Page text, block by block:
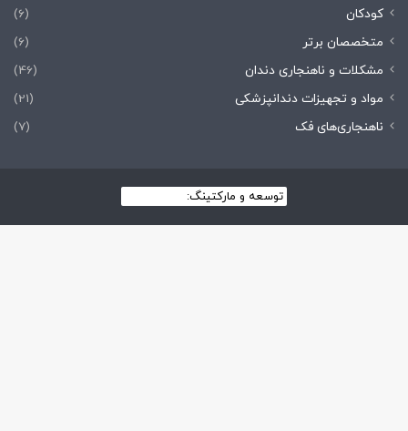
کودکان
(6)
متخصصان برتر
(6)
مشکلات و ناهنجاری دندان
(46)
مواد و تجهیزات دندانپزشکی
(21)
ناهنجاری‌های فک
(7)
توسعه و مارکتینگ: